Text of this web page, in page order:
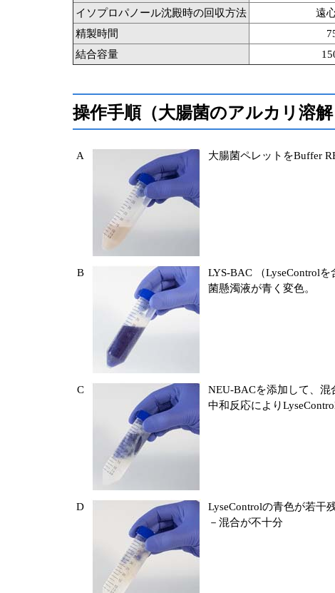
イソプロパノール沈殿時の回収方法
遠
精製時間
結合容量
操作手順（大腸菌のアルカリ溶解
A 大腸菌ペレットをBuffer
B
LYS-BAC （LyseControlを
菌懸濁液が青く変色。
C
NEU-BACを添加して、混
中和反応により
D
LyseControlの青色が若干
－混合が不十分